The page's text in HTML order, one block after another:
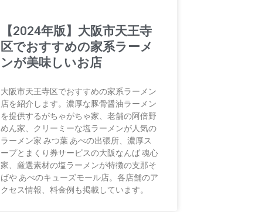
【2024年版】大阪市天王寺
区でおすすめの家系ラーメ
ンが美味しいお店
大阪市天王寺区でおすすめの家系ラーメン
店を紹介します。濃厚な豚骨醤油ラーメン
を提供するがちゃがちゃ家、老舗の阿倍野
めん家、クリーミーな塩ラーメンが人気の
ラーメン家 みつ葉 あべの出張所、濃厚ス
ープとまくり券サービスの大阪なんば 魂心
家、厳選素材の塩ラーメンが特徴の支那そ
ばや あべのキューズモール店。各店舗のア
クセス情報、料金例も掲載しています。